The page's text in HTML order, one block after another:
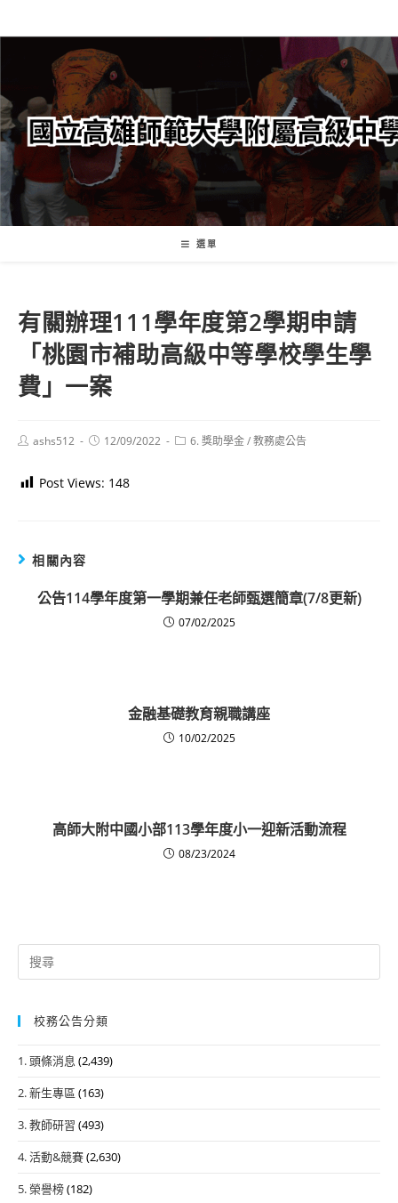
轉
要
內
容
選單
有關辦理111學年度第2學期申請
「桃園市補助高級中等學校學生學
費」一案
Postashs512
Post12/09/2022
Post6. 獎助學金/教務處公告
Post Views: 148
相關內容
公告114學年度第一學期兼任老師甄選簡章(7/8更新)
07/02/2025
金融基礎教育親職講座
10/02/2025
高師大附中國小部113學年度小一迎新活動流程
08/23/2024
Search
for:
校務公告分類
1. 頭條消息 (2,439)
2. 新生專區 (163)
3. 教師研習 (493)
4. 活動&競賽(2,630)
5. 榮譽榜(182)